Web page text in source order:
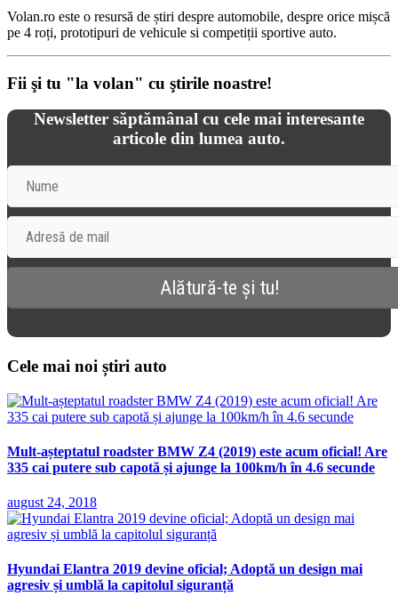
Volan.ro este o resursă de știri despre automobile, despre orice mișcă
pe 4 roți, prototipuri de vehicule si competiții sportive auto.
Fii şi tu "la volan" cu ştirile noastre!
Newsletter săptămânal cu cele mai interesante
articole din lumea auto.
Cele mai noi știri auto
Mult-așteptatul roadster BMW Z4 (2019) este acum oficial! Are
335 cai putere sub capotă și ajunge la 100km/h în 4.6 secunde
august 24, 2018
Hyundai Elantra 2019 devine oficial; Adoptă un design mai
agresiv și umblă la capitolul siguranță